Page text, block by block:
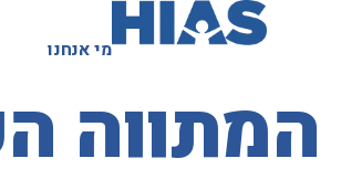
מי אנחנו
מי אנחנוהמאגר המשפטי
המתווה